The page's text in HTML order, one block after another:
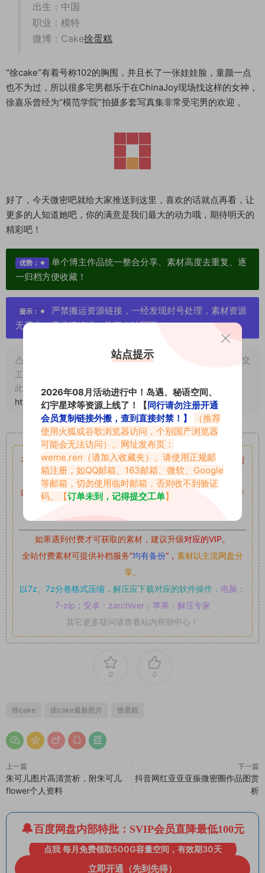
出生：中国
职业：模特
微博：Cake徐蛋糕
“徐cake”有着号称102的胸围，并且长了一张娃娃脸，童颜一点
也不为过，所以很多宅男都乐于在ChinaJoy现场找这样的女神，
徐嘉乐曾经为“模范学院”拍摄多套写真集非常受宅男的欢迎 。
好了，今天微密吧就给大家推送到这里，喜欢的话就点再看，让
更多的人知道她吧，你的满意是我们最大的动力哦，期待明天的
精彩吧！
优势：
单个博主作品统一整合分享、素材高度去重复、逐
一归档方便收藏！
提示：
严禁搬运资源链接，一经发现封号处理，素材资源
无露点、需求请绕道，关闭本站网页！
申明：本文资源均来源网友分享，若侵犯了您的权限可以提交
工单处理。
此外本文章皆属于原创文章，转载请注明出处！原文链接：
https://www.vmiba.top/3947.html
重要声明
本站资源均来自网络分享，如有侵犯你的权益请私信留言
收到
留言后，我们会第一时间进行审核后删除。
站内资源为网友个人学习或测试研究使用，未经原版权作者许
如果遇到付费才可获取的素材，建议升级对应的VIP。
全站付费素材可提供补档服务“均有备份”， 素材以主流网盘分
享。
以7z、7z分卷格式压缩， 解压应下载对应的软件操作， 电脑：
7-zip；安卓：zarchiver；苹果：解压专家
其它更多疑问请查看站内帮助中心！
0 0
徐cake 徐cake最新照片 徐蛋糕
上一篇
朱可儿图片高清赏析，附朱可儿
flower个人资料
下一篇
抖音网红亚亚亚振微密圈作品图赏
析
百度网盘内部特批：SVIP会员直降最低100元
点我 每月免费领取500G容量空间，有效期30天
立即开通（先到先得）
站点提示
2026年08月活动进行中！岛遇、秘语空间、
幻宇星球等资源上线了！【同行请勿注册开通
会员复制链接外搬，查到直接封禁！】
（推荐
使用火狐或谷歌浏览器访问，个别国产浏览器
可能会无法访问）。网址发布页：
weme.ren （请加入收藏夹）。请使用正规邮
箱注册，如QQ邮箱、163邮箱、微软、Google
等邮箱，切勿使用临时邮箱，否则收不到验证
码。【订单未到，记得提交工单】